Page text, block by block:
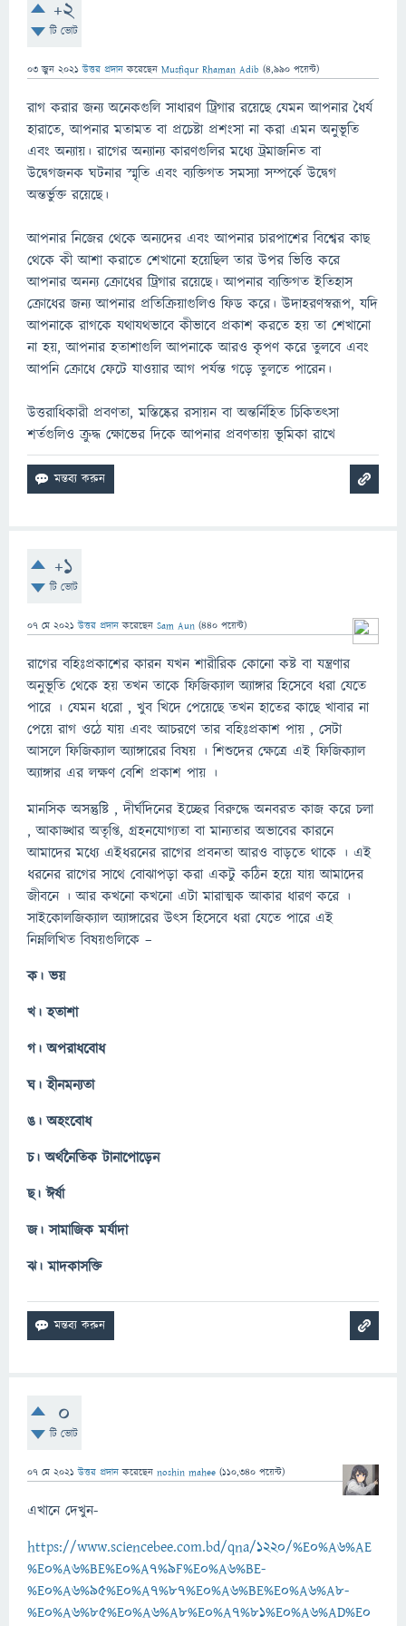
+2
টি ভোট
03 জুন 2021 উত্তর প্রদান করেছেন Musfiqur Rhaman Adib (4,990 পয়েন্ট)
রাগ করার জন্য অনেকগুলি সাধারণ ট্রিগার রয়েছে যেমন আপনার ধৈর্য
হারাতে, আপনার মতামত বা প্রচেষ্টা প্রশংসা না করা এমন অনুভূতি
এবং অন্যায়। রাগের অন্যান্য কারণগুলির মধ্যে ট্রমাজনিত বা
উদ্বেগজনক ঘটনার স্মৃতি এবং ব্যক্তিগত সমস্যা সম্পর্কে উদ্বেগ
অন্তর্ভুক্ত রয়েছে।
আপনার নিজের থেকে অন্যদের এবং আপনার চারপাশের বিশ্বের কাছ
থেকে কী আশা করাতে শেখানো হয়েছিল তার উপর ভিত্তি করে
আপনার অনন্য ক্রোধের ট্রিগার রয়েছে। আপনার ব্যক্তিগত ইতিহাস
ক্রোধের জন্য আপনার প্রতিক্রিয়াগুলিও ফিড করে। উদাহরণস্বরূপ, যদি
আপনাকে রাগকে যথাযথভাবে কীভাবে প্রকাশ করতে হয় তা শেখানো
না হয়, আপনার হতাশাগুলি আপনাকে আরও কৃপণ করে তুলবে এবং
আপনি ক্রোধে ফেটে যাওয়ার আগ পর্যন্ত গড়ে তুলতে পারেন।
উত্তরাধিকারী প্রবণতা, মস্তিষ্কের রসায়ন বা অন্তর্নিহিত চিকিতৎসা
শর্তগুলিও ক্রুদ্ধ ক্ষোভের দিকে আপনার প্রবণতায় ভূমিকা রাখে
+1
টি ভোট
07 মে 2021 উত্তর প্রদান করেছেন Sam Aun (440 পয়েন্ট)
রাগের বহিঃপ্রকাশের কারন যখন শারীরিক কোনো কষ্ট বা যন্ত্রণার
অনুভূতি থেকে হয় তখন তাকে ফিজিক্যাল অ্যাঙ্গার হিসেবে ধরা যেতে
পারে । যেমন ধরো , খুব খিদে পেয়েছে তখন হাতের কাছে খাবার না
পেয়ে রাগ ওঠে যায় এবং আচরণে তার বহিঃপ্রকাশ পায় , সেটা
আসলে ফিজিক্যাল অ্যাঙ্গারের বিষয় । শিশুদের ক্ষেত্রে এই ফিজিক্যাল
অ্যাঙ্গার এর লক্ষণ বেশি প্রকাশ পায় ।
মানসিক অসন্তুষ্টি , দীর্ঘদিনের ইচ্ছের বিরুদ্ধে অনবরত কাজ করে চলা
, আকাঙ্খার অতৃপ্তি, গ্রহনযোগ্যতা বা মান্যতার অভাবের কারনে
আমাদের মধ্যে এইধরনের রাগের প্রবনতা আরও বাড়তে থাকে । এই
ধরনের রাগের সাথে বোঝাপড়া করা একটু কঠিন হয়ে যায় আমাদের
জীবনে । আর কখনো কখনো এটা মারাত্মক আকার ধারণ করে ।
সাইকোলজিক্যাল অ্যাঙ্গারের উৎস হিসেবে ধরা যেতে পারে এই
নিম্নলিখিত বিষয়গুলিকে –
ক। ভয়
খ। হতাশা
গ। অপরাধবোধ
ঘ। হীনমন্যতা
ঙ। অহংবোধ
চ। অর্থনৈতিক টানাপোড়েন
ছ। ঈর্ষা
জ। সামাজিক মর্যাদা
ঝ। মাদকাসক্তি
0
টি ভোট
07 মে 2021 উত্তর প্রদান করেছেন noshin mahee (110,340 পয়েন্ট)
এখানে দেখুন-
https://www.sciencebee.com.bd/qna/1220/%E0%A6%AE
%E0%A6%BE%E0%A7%9F%E0%A6%BE-
%E0%A6%95%E0%A7%87%E0%A6%BE%E0%A6%A8-
%E0%A6%85%E0%A6%A8%E0%A7%81%E0%A6%AD%E0